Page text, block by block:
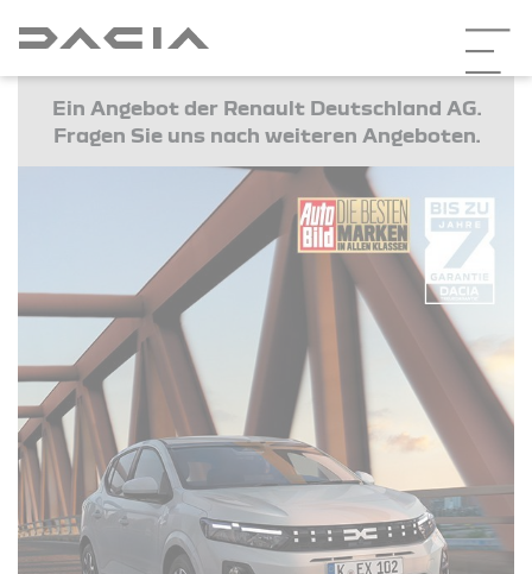
Ein Angebot der Renault Deutschland AG.
Fragen Sie uns nach weiteren Angeboten.